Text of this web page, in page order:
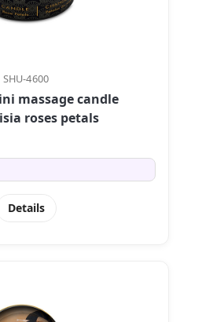
SHU-4600
massage candle
roses petals
Details